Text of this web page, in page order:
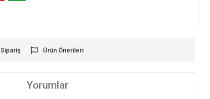
Ürün Önerileri
Yorumlar